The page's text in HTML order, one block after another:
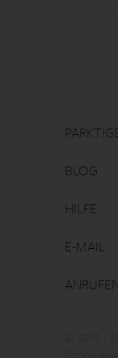
BLOG
HILFE
E-MAIL